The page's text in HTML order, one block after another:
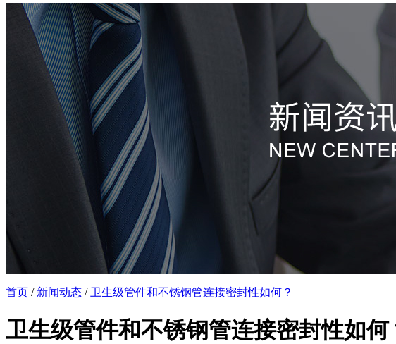
首页 / 新闻动态 / 卫生级管件和不锈钢管连接密封性如何？
卫生级管件和不锈钢管连接密封性如何